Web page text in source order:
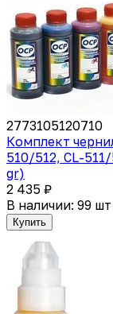
2773105120710
Комплект
510/512, CL-
gr)
2 435 ₽
В наличии: 99 шт
Купить